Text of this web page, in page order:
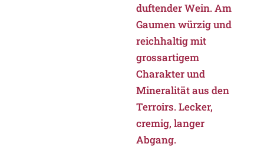
duftender Wein. Am
Gaumen würzig und
reichhaltig mit
grossartigem
Charakter und
Mineralität aus den
Terroirs. Lecker,
cremig, langer
Abgang.